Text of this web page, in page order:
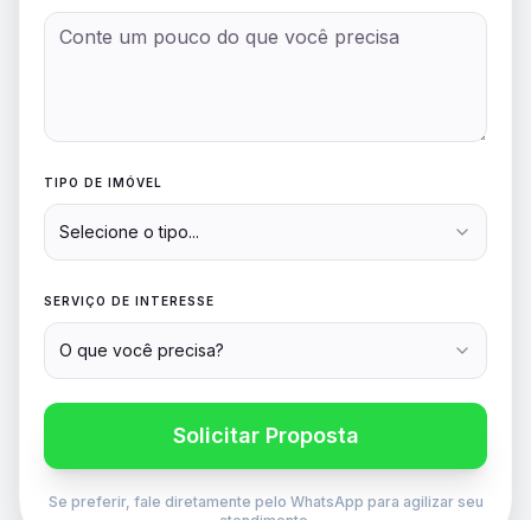
TIPO DE IMÓVEL
Selecione o tipo...
SERVIÇO DE INTERESSE
O que você precisa?
Solicitar Proposta
Se preferir, fale diretamente pelo WhatsApp para agilizar seu